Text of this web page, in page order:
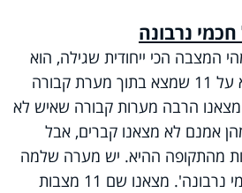
נרבונה
המצבה הכי ייחודית שגילה, הוא
לא יצביע על אחת, אלא על 11 שמצא בתוך מערת קבורה
הרבה מערות קבורה שאיש לא
אמנם לא מצאנו קברים, אבל
מהתקופה ההיא. יש מערה שלמה
שקראתי לה 'מערת חכמי נרבונה'. מצאנו שם 11 מצבות